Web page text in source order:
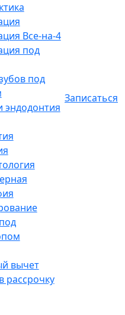
Все-на-4
под
под
эндодонтия
вычет
рассрочку
Записаться